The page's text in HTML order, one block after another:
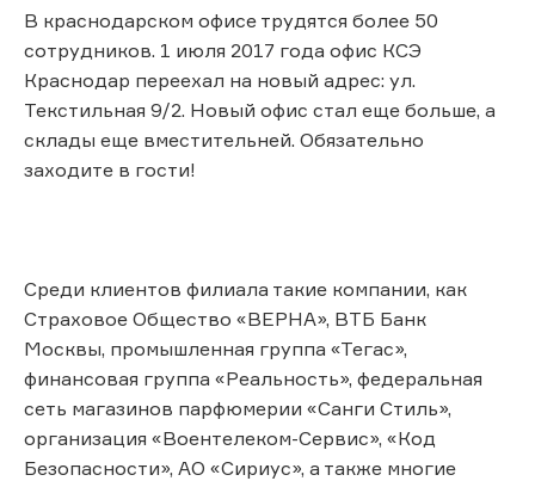
В краснодарском офисе трудятся более 50
сотрудников. 1 июля 2017 года офис КСЭ
Краснодар переехал на новый адрес: ул.
Текстильная 9/2. Новый офис стал еще больше, а
склады еще вместительней. Обязательно
заходите в гости!
Среди клиентов филиала такие компании, как
Страховое Общество «ВЕРНА», ВТБ Банк
Москвы, промышленная группа «Тегас»,
финансовая группа «Реальность», федеральная
сеть магазинов парфюмерии «Санги Стиль»,
организация «Воентелеком-Сервис», «Код
Безопасности», АО «Сириус», а также многие